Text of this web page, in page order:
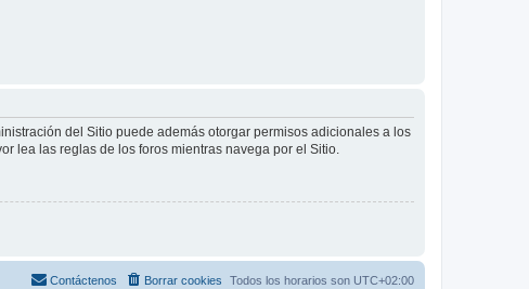
del Sitio puede además otorgar permisos adicionales a los
lea las reglas de los foros mientras navega por el Sitio.
Todos los horarios son UTC+02:00
Borrar cookies
Contáctenos